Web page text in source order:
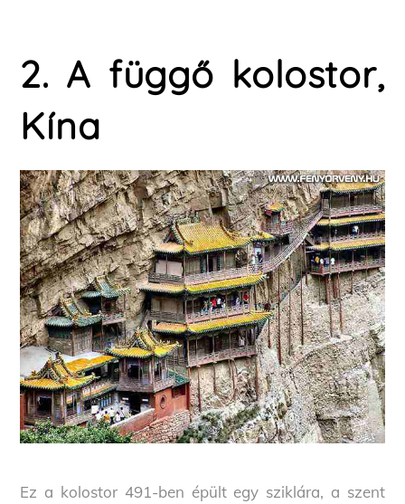
2. A függő kolostor,
Kína
Ez a kolostor 491-ben épült egy sziklára, a szent